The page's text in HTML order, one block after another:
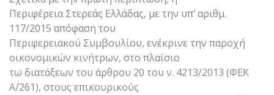
Περιφέρεια Στερεάς Ελλάδας, με την υπ’ αριθμ.
117/2015 απόφαση του
Περιφερειακού Συμβουλίου, ενέκρινε την παροχή
οικονομικών κινήτρων, στο πλαίσιο
τω διατάξεων του άρθρου 20 του ν. 4213/2013 (ΦΕΚ
Α΄/261), στους επικουρικούς